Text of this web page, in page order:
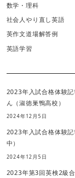
数学・理科
社会人やり直し英語
英作文道場解答例
英語学習
2023年入試合格体験
ん（淑徳巣鴨高校）
2024年12月5日
2023年入試合格体験
中）
2024年12月5日
2023年第3回英検2級合